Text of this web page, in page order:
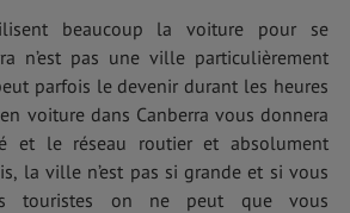
beaucoup la voiture pour se
n’est pas une ville particulièrement
parfois le devenir durant les heures
voiture dans Canberra vous donnera
et le réseau routier et absolument
la ville n’est pas si grande et si vous
touristes on ne peut que vous